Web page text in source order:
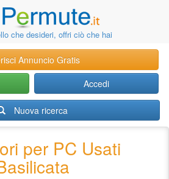
che desideri, offri ciò che hai
Annuncio Gratis
Accedi
Nuova ricerca
per PC Usati